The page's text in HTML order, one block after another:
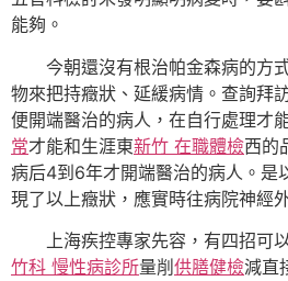
能夠。
今朝還沒有根治帕金森病的方
物來把持癥狀、延緩病情。查詢拜
便開端醫治的病人，在自行處理才
常才能和生涯東新竹 在職體檢西的
病后4到6年才開端醫治的病人。是
現了以上癥狀，應實時往病院神經
上海疾控專家先容，有四招可
竹科 慢性病診所量削 供膳健檢減直